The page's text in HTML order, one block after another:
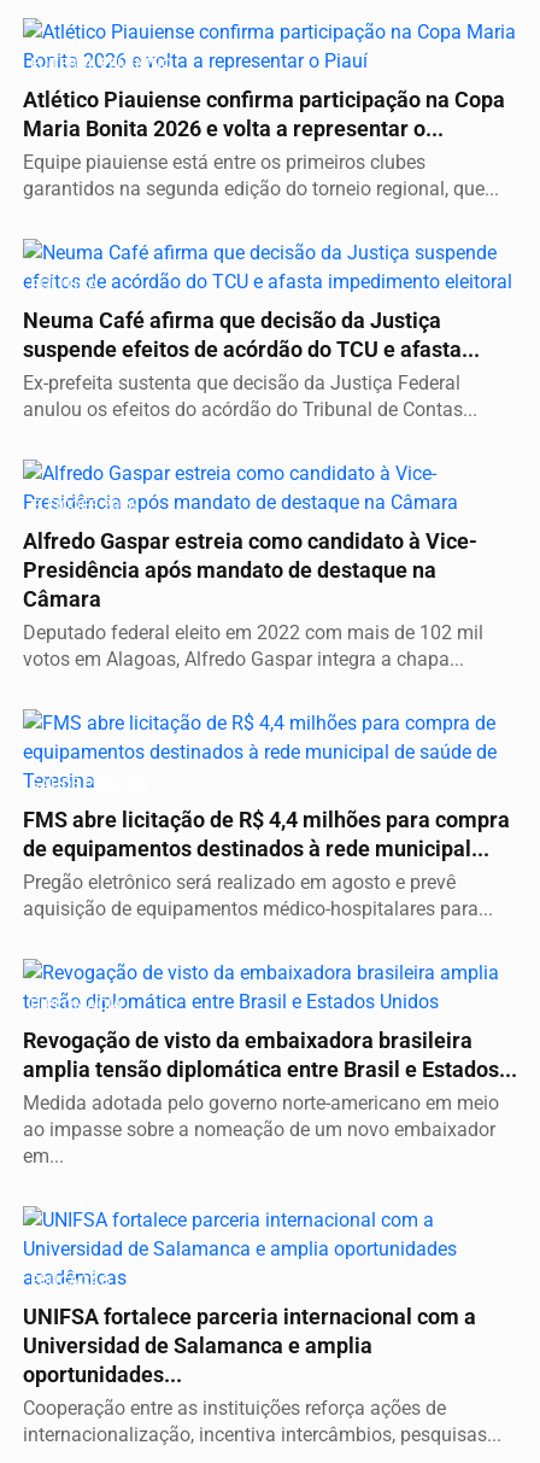
FUTEBOL FEMININO
Atlético Piauiense confirma participação na Copa
Maria Bonita 2026 e volta a representar o...
Equipe piauiense está entre os primeiros clubes
garantidos na segunda edição do torneio regional, que...
POLÍTICA
Neuma Café afirma que decisão da Justiça
suspende efeitos de acórdão do TCU e afasta...
Ex-prefeita sustenta que decisão da Justiça Federal
anulou os efeitos do acórdão do Tribunal de Contas...
ELEIÇÕES 2026
Alfredo Gaspar estreia como candidato à Vice-
Presidência após mandato de destaque na
Câmara
Deputado federal eleito em 2022 com mais de 102 mil
votos em Alagoas, Alfredo Gaspar integra a chapa...
SAÚDE PÚBLICA
FMS abre licitação de R$ 4,4 milhões para compra
de equipamentos destinados à rede municipal...
Pregão eletrônico será realizado em agosto e prevê
aquisição de equipamentos médico-hospitalares para...
DIPLOMACIA
Revogação de visto da embaixadora brasileira
amplia tensão diplomática entre Brasil e Estados...
Medida adotada pelo governo norte-americano em meio
ao impasse sobre a nomeação de um novo embaixador
em...
EDUCAÇÃO
UNIFSA fortalece parceria internacional com a
Universidad de Salamanca e amplia
oportunidades...
Cooperação entre as instituições reforça ações de
internacionalização, incentiva intercâmbios, pesquisas...